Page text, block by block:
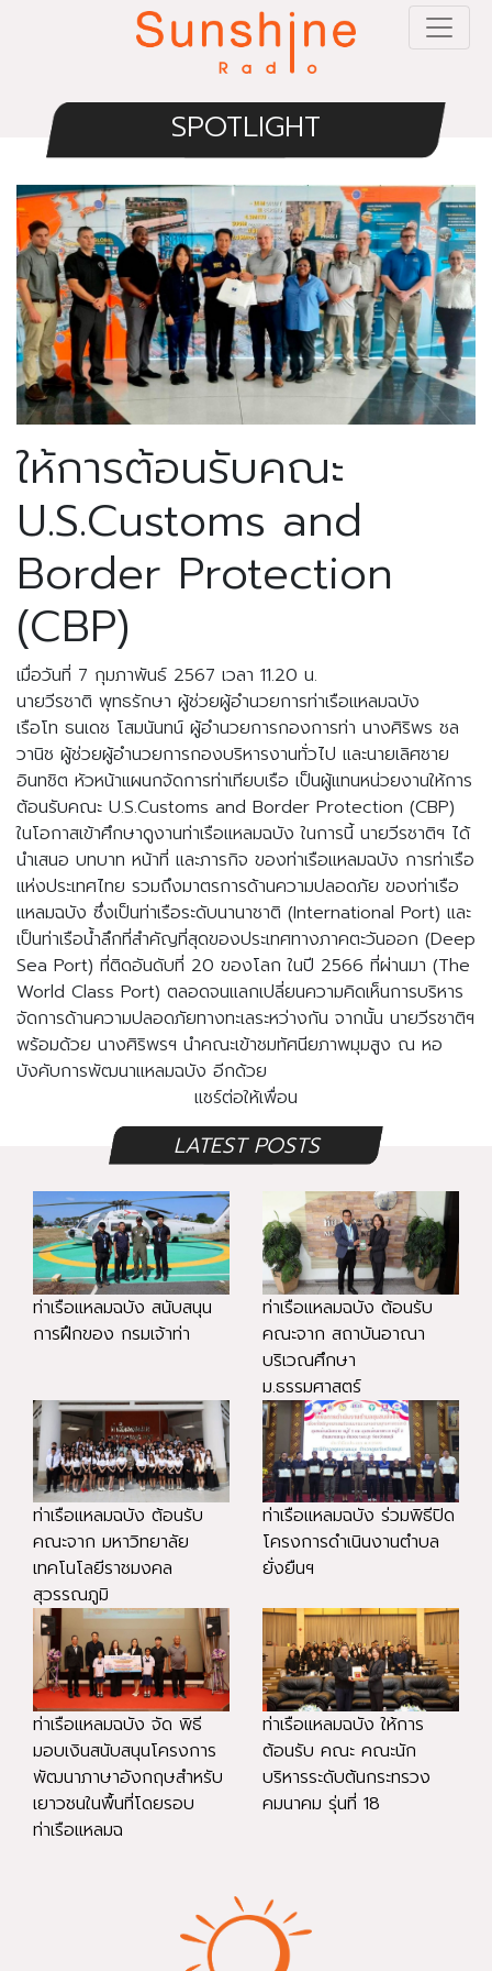
SPOTLIGHT
ให้การต้อนรับคณะ
U.S.Customs and
Border Protection
(CBP)
เมื่อวันที่ 7 กุมภาพันธ์ 2567 เวลา 11.20 น.
นายวีรชาติ พุทธรักษา ผู้ช่วยผู้อำนวยการท่าเรือแหลมฉบัง
เรือโท ธนเดช โสมนันทน์ ผู้อำนวยการกองการท่า นางศิริพร ชล
วานิช ผู้ช่วยผู้อำนวยการกองบริหารงานทั่วไป และนายเลิศชาย
อินทชิต หัวหน้าแผนกจัดการท่าเทียบเรือ เป็นผู้แทนหน่วยงานให้การ
ต้อนรับคณะ U.S.Customs and Border Protection (CBP)
ในโอกาสเข้าศึกษาดูงานท่าเรือแหลมฉบัง ในการนี้ นายวีรชาติฯ ได้
นำเสนอ บทบาท หน้าที่ และภารกิจ ของท่าเรือแหลมฉบัง การท่าเรือ
แห่งประเทศไทย รวมถึงมาตรการด้านความปลอดภัย ของท่าเรือ
แหลมฉบัง ซึ่งเป็นท่าเรือระดับนานาชาติ (International Port) และ
เป็นท่าเรือน้ำลึกที่สำคัญที่สุดของประเทศทางภาคตะวันออก (Deep
Sea Port) ที่ติดอันดับที่ 20 ของโลก ในปี 2566 ที่ผ่านมา (The
World Class Port) ตลอดจนแลกเปลี่ยนความคิดเห็นการบริหาร
จัดการด้านความปลอดภัยทางทะเลระหว่างกัน จากนั้น นายวีรชาติฯ
พร้อมด้วย นางศิริพรฯ นำคณะเข้าชมทัศนียภาพมุมสูง ณ หอ
บังคับการพัฒนาแหลมฉบัง อีกด้วย
แชร์ต่อให้เพื่อน
LATEST POSTS
ท่าเรือแหลมฉบัง สนับสนุน
การฝึกของ กรมเจ้าท่า
ท่าเรือแหลมฉบัง ต้อนรับ
คณะจาก สถาบันอาณา
บริเวณศึกษา
ม.ธรรมศาสตร์
ท่าเรือแหลมฉบัง ต้อนรับ
คณะจาก มหาวิทยาลัย
เทคโนโลยีราชมงคล
สุวรรณภูมิ
ท่าเรือแหลมฉบัง ร่วมพิธีปิด
โครงการดำเนินงานตำบล
ยั่งยืนฯ
ท่าเรือแหลมฉบัง จัด พิธี
มอบเงินสนับสนุนโครงการ
พัฒนาภาษาอังกฤษสำหรับ
เยาวชนในพื้นที่โดยรอบ
ท่าเรือแหลมฉ
ท่าเรือแหลมฉบัง ให้การ
ต้อนรับ คณะ คณะนัก
บริหารระดับต้นกระทรวง
คมนาคม รุ่นที่ 18